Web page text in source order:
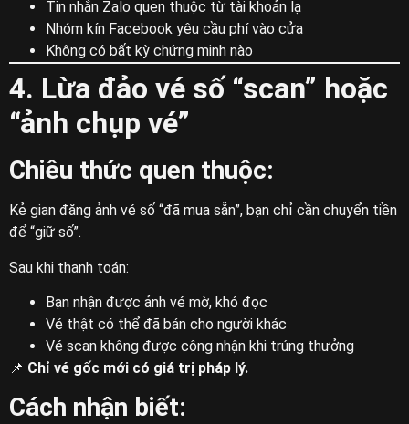
Tin nhắn Zalo quen thuộc từ tài khoản lạ
Nhóm kín Facebook yêu cầu phí vào cửa
Không có bất kỳ chứng minh nào
4. Lừa đảo vé số “scan” hoặc
“ảnh chụp vé”
Chiêu thức quen thuộc:
Kẻ gian đăng ảnh vé số “đã mua sẵn”, bạn chỉ cần chuyển tiền
để “giữ số”.
Sau khi thanh toán:
Bạn nhận được ảnh vé mờ, khó đọc
Vé thật có thể đã bán cho người khác
Vé scan không được công nhận khi trúng thưởng
📌 Chỉ vé gốc mới có giá trị pháp lý.
Cách nhận biết: